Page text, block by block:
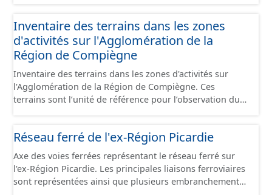
données contient le périmètre sur l'Agglomération de la
Région de Compiègne, situé sur les communes de
Compiègne, de Margny-lès-Compiègne et de Venette.
de Compiègne et de la Basse Automne. Ce PLUiH est
numérisé conformément aux prescriptions nationales
du CNIG et contient les pièces administratives, le rapport
de présentation, le PADD, les règlements écrits et
graphiques, les annexes, les OAP et les données
géographiques. Malgré l'attention portée à la création
de ces données, il est rappelé que seuls les documents
Inventaire des terrains dans les zones
d'activités sur l'Agglomération de la
Région de Compiègne
Inventaire des terrains dans les zones d'activités sur
l'Agglomération de la Région de Compiègne. Ces
terrains sont l’unité de référence pour l’observation du
faisant l’objet d’un regroupement suivant leur état
d’occupation, leur stade de commercialisation, leur
stade d’aménagement et la nature de leur maîtrise
foncière. Il s'appuie globalement sur la limite de parcelle
cadastrale mais peut également la subdiviser s'il
Réseau ferré de l'ex-Région Picardie
Axe des voies ferrées représentant le réseau ferré sur
l'ex-Région Picardie. Les principales liaisons ferroviaires
sont représentées ainsi que plusieurs embranchements